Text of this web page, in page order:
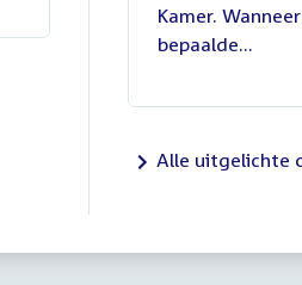
Kamer.
bepaalde...
Alle uitgelichte